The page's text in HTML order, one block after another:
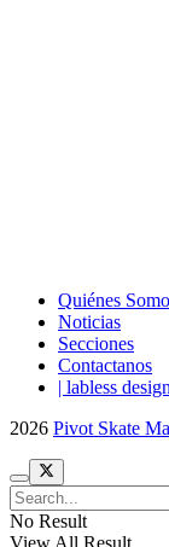
Quiénes
Noticias
Secciones
Contactanos
| labless
2026 Pivot Skate
No Result
View All Result